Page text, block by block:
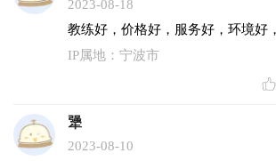
2023-08-18
教练好，价格好，服务好，环境好
IP属地：宁波市
犟
2023-08-10